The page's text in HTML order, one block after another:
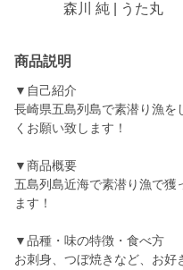
森川 純 | うた丸
商品説明
▼自己紹介
長崎県五島列島で素潜り漁を
くお願い致します！
▼商品概要
五島列島近海で素潜り漁で獲
ます！
▼品種・味の特徴・食べ方
お刺身、つぼ焼きなど、お好